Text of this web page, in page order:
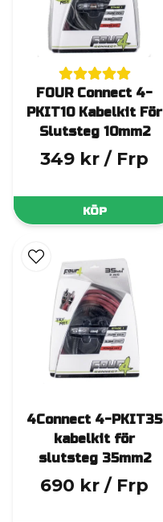
FOUR Connect 4-
PKIT10 Kabelkit För
Slutsteg 10mm2
349 kr / Frp
KÖP
4Connect 4-PKIT35
kabelkit för
slutsteg 35mm2
690 kr / Frp